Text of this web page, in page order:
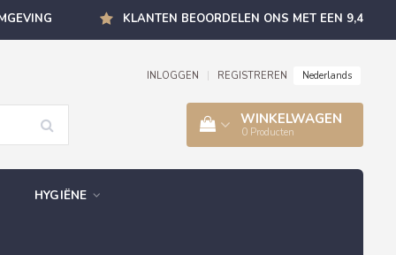
KLANTEN BEOORDELEN ONS MET EEN 9,4
INLOGGEN REGISTREREN Nederlands
WINKELWAGEN
0 Producten
HYGIËNE